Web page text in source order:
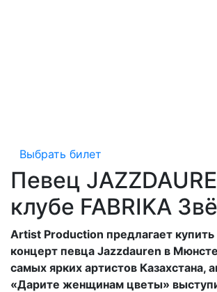
Выбрать билет
Певец
клубе FABRIKA
Artist Production предлагает
концерт певца Jazzdauren в
самых ярких артистов Казахстана,
«Дарите женщинам цветы»